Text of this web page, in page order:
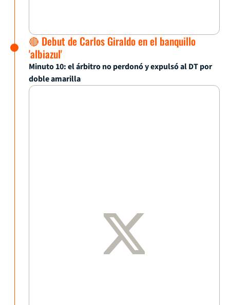
🔴 Debut de Carlos Giraldo en el banquillo
'albiazul'
Minuto 10: el árbitro no perdonó y expulsó al DT por
doble amarilla